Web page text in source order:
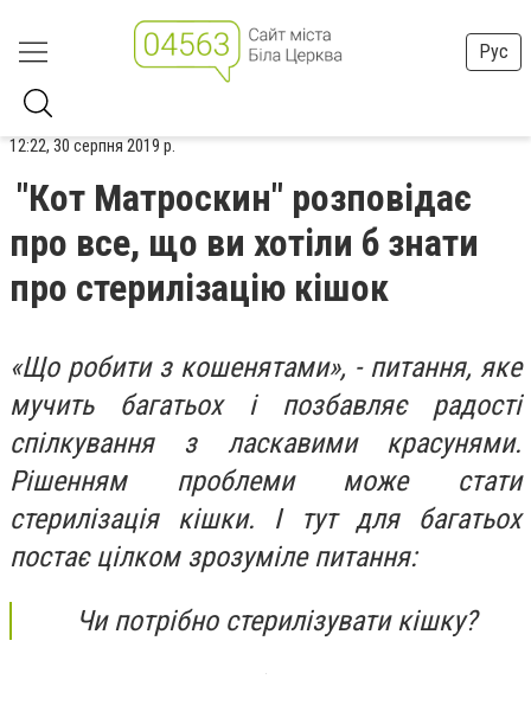
Рус
12:22, 30 серпня 2019 р.
"Кот Матроскин" розповідає
про все, що ви хотіли б знати
про стерилізацію кішок
«Що робити з кошенятами», - питання, яке
мучить багатьох і позбавляє радості
спілкування з ласкавими красунями.
Рішенням проблеми може стати
стерилізація кішки. І тут для багатьох
постає цілком зрозуміле питання:
Чи потрібно стерилізувати кішку?